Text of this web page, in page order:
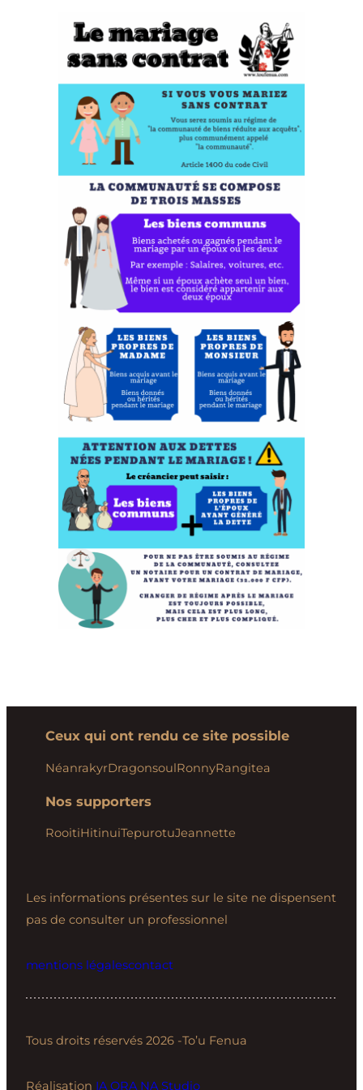
Ceux qui ont rendu ce site possible
NéanrakyrDragonsoulRonnyRangitea
Nos supporters
RooitiHitinuiTepurotuJeannette
Les informations présentes sur le site ne dispensent
pas de consulter un professionnel
mentions légalescontact
Tous droits réservés 2026 -To’u Fenua
Réalisation IA ORA NA Studio